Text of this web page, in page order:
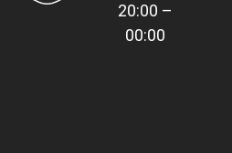
20:00 –
00:00